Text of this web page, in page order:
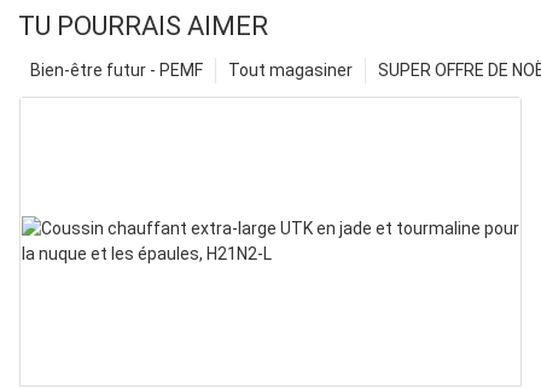
TU POURRAIS AIMER
SUPER OFFRE DE
Tout magasiner
Bien-être futur - PEMF